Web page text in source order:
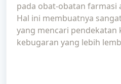
pada obat-obatan farmasi
Hal ini membuatnya
yang mencari pendekatan
kebugaran yang lebih